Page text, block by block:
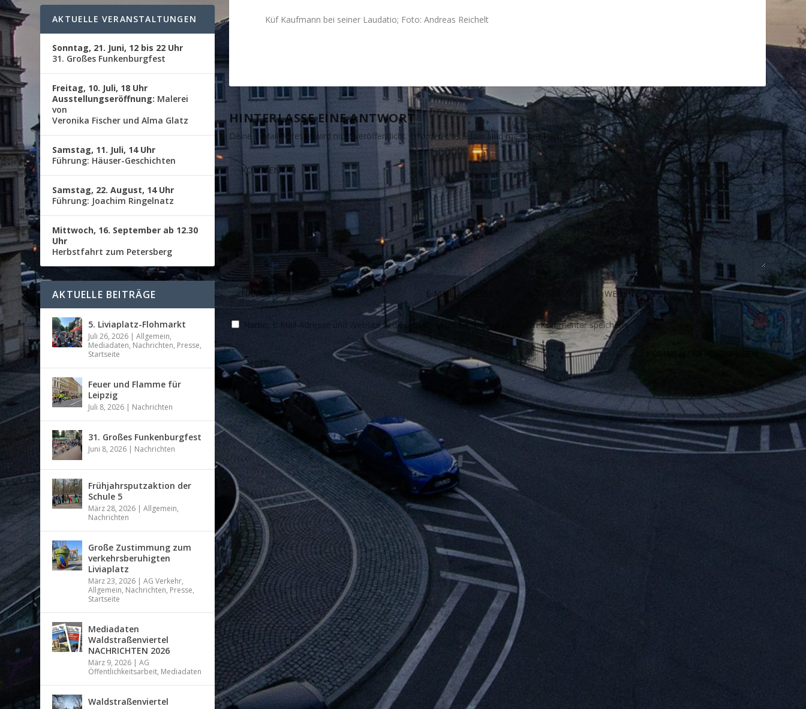
Küf Kaufmann bei seiner Laudatio; Foto: Andreas Reichelt
HINTERLASSE EINE ANTWORT
Deine E-Mail-Adresse wird nicht veröffentlicht. Erforderliche Felder sind mit*markiert
Name, E-Mail-Adresse und Website in diesem Browser für meinen nächsten Kommentar speichern.
AKTUELLE VERANSTALTUNGEN
Sonntag, 21. Juni, 12 bis 22 Uhr
31. Großes Funkenburgfest
Freitag, 10. Juli, 18 Uhr
Ausstellungseröffnung: Malerei
von
Veronika Fischer und Alma Glatz
Samstag, 11. Juli, 14 Uhr
Führung: Häuser-Geschichten
Samstag, 22. August, 14 Uhr
Führung: Joachim Ringelnatz
Mittwoch, 16. September ab 12.30
Uhr
Herbstfahrt zum Petersberg
AKTUELLE BEITRÄGE
5. Liviaplatz-Flohmarkt
Juli 26, 2026 |Allgemein,
Mediadaten, Nachrichten, Presse,
Startseite
Feuer und Flamme für
Leipzig
Juli 8, 2026 | Nachrichten
31. Großes Funkenburgfest
Juni 8, 2026 | Nachrichten
Frühjahrsputzaktion der
Schule 5
März 28, 2026 |Allgemein,
Nachrichten
Große Zustimmung zum
verkehrsberuhigten
Liviaplatz
März 23, 2026 |AG Verkehr,
Allgemein, Nachrichten, Presse,
Startseite
Mediadaten
Waldstraßenviertel
NACHRICHTEN 2026
März 9, 2026 |AG
Öffentlichkeitsarbeit, Mediadaten
Waldstraßenviertel